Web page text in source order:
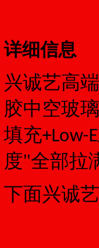
详细信息
兴诚艺高
胶中空玻璃
填充+Low-
度"全部拉
下面兴诚